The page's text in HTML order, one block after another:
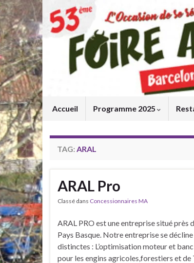
Accueil Programme 2025
TAG: ARAL
ARAL Pro
Classé dans Concessionnaires MA
ARAL PRO est une entreprise situé près
Pays Basque. Notre entreprise se
distinctes : L’optimisation moteur et
pour les engins agricoles,forestiers et de